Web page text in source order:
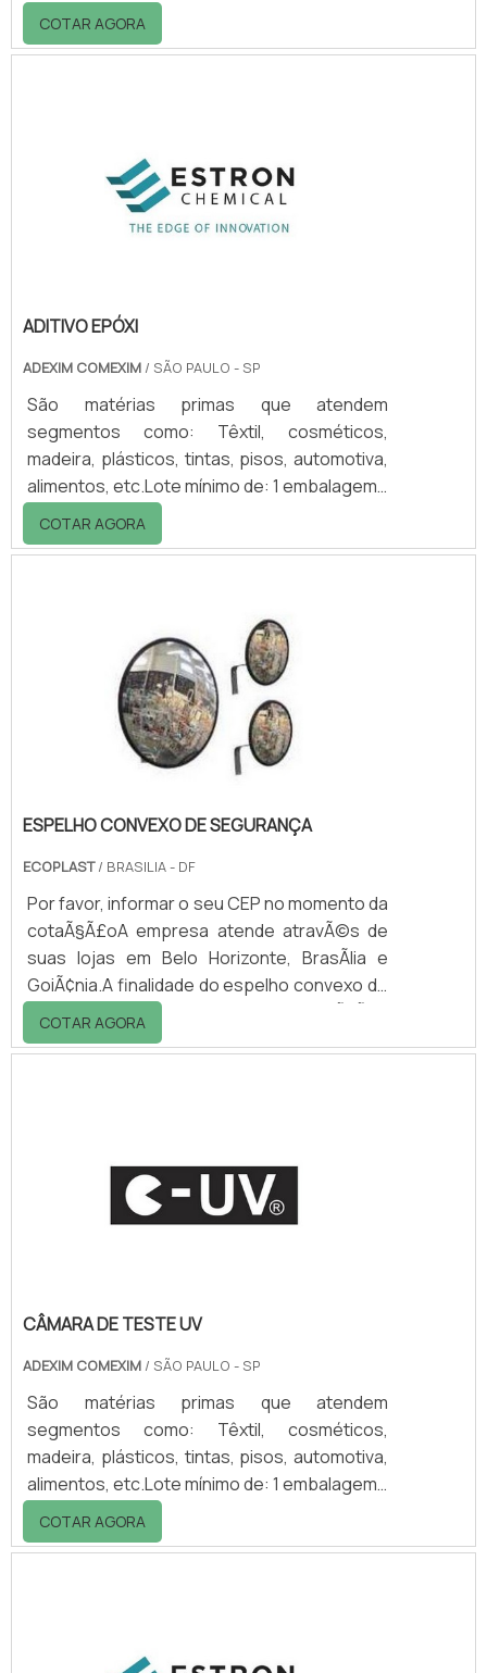
20kgAnticorrosivo Líquidos para sistemas de
base aquosaA Linha de anticorrosivo líquido
corrosão de apoio durante o período de
secagem, sendo devida à presença de água.
A corrosão mostra t.
COTAR AGORA
ADITIVO EPÓXI
ADEXIM COMEXIM / SÃO PAULO - SP
São matérias primas que atendem
segmentos como: Têxtil, cosméticos,
madeira, plásticos, tintas, pisos, automotiva,
alimentos, etc.Lote mínimo de: 1 embalagem -
20kgUso do aditivo epóxiO aditivo epóxi é um
aditivo em pó de baixa temperatura de cura,
eficiência e precisão nas suas aplicações.
Esse aditivo epóxi possui diversas
propriedades mecânicas com excelente
suavidade. Ele é um produto versátil e
eficiente, sua aplic.
COTAR AGORA
ESPELHO CONVEXO DE SEGURANÇA
ECOPLAST/ BRASILIA - DF
Por favor, informar o seu CEP no momento da
cotaÃ§Ã£oA empresa atende atravÃ©s de
suas lojas em Belo Horizonte, BrasÃ­lia e
GoiÃ¢nia.A finalidade do espelho convexo de
seguranÃ§a Ã© possibilitar a visualizaÃ§Ã£o
dos acessos dos veÃ­culos pelos usuÃ¡rios
pedestres e crianÃ§as, aumenta a
seguranÃ§a dos estabelecimentos contra
COTAR AGORA
CÂMARA DE TESTE UV
ADEXIM COMEXIM / SÃO PAULO - SP
São matérias primas que atendem
segmentos como: Têxtil, cosméticos,
madeira, plásticos, tintas, pisos, automotiva,
alimentos, etc.Lote mínimo de: 1 embalagem -
20kgControle das FunçõesA câmara de
teste UV oferece as facilidades de operação
COTAR AGORA